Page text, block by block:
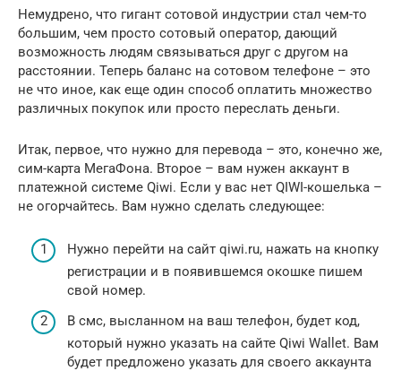
Немудрено, что гигант сотовой индустрии стал чем-то
большим, чем просто сотовый оператор, дающий
возможность людям связываться друг с другом на
расстоянии. Теперь баланс на сотовом телефоне – это
не что иное, как еще один способ оплатить множество
различных покупок или просто переслать деньги.
Итак, первое, что нужно для перевода – это, конечно же,
сим-карта МегаФона. Второе – вам нужен аккаунт в
платежной системе Qiwi. Если у вас нет QIWI-кошелька –
не огорчайтесь. Вам нужно сделать следующее:
Нужно перейти на сайт qiwi.ru, нажать на кнопку
регистрации и в появившемся окошке пишем
свой номер.
В смс, высланном на ваш телефон, будет код,
который нужно указать на сайте Qiwi Wallet. Вам
будет предложено указать для своего аккаунта